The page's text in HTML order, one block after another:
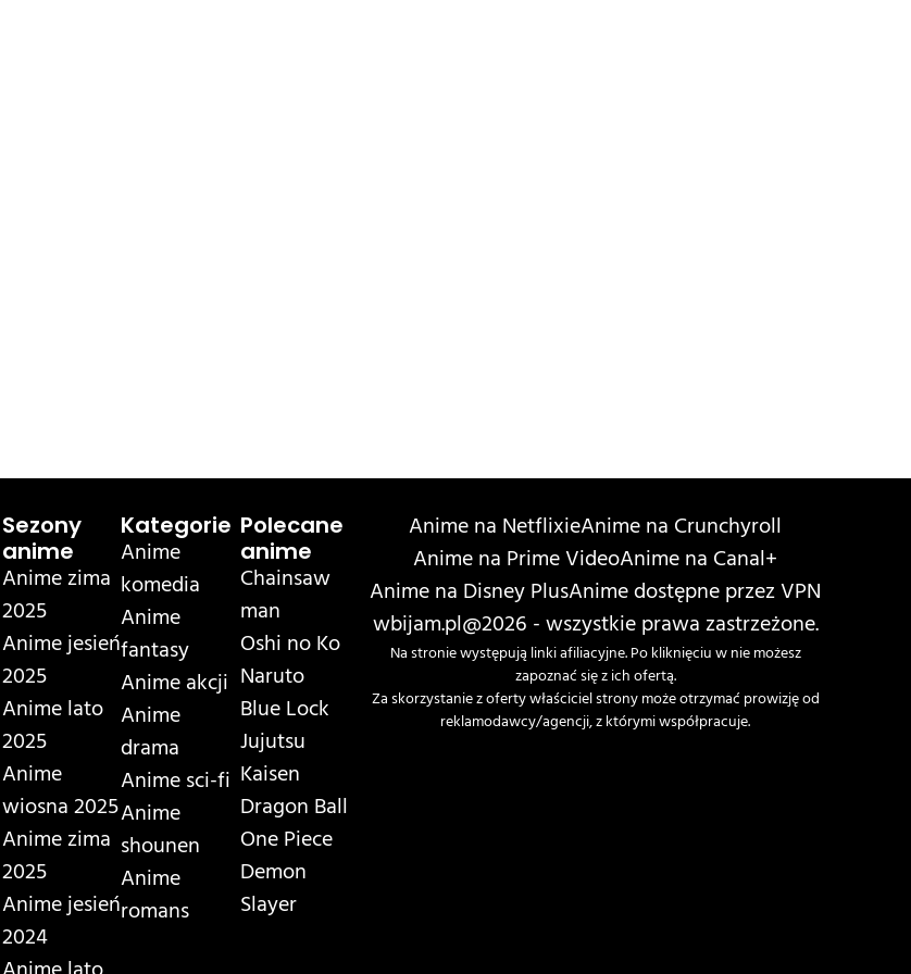
Sezony
anime
Anime zima
2025
Anime jesień
2025
Anime lato
2025
Anime
wiosna 2025
Anime zima
2025
Anime jesień
2024
Kategorie
Anime
komedia
Anime
fantasy
Anime akcji
Anime
drama
Anime sci-fi
Anime
shounen
Anime
romans
Polecane
anime
Chainsaw
man
Oshi no Ko
Naruto
Blue Lock
Jujutsu
Kaisen
Dragon Ball
One Piece
Demon
Slayer
Anime na NetflixieAnime na Crunchyroll
Anime na Prime VideoAnime na Canal+
Anime na Disney PlusAnime dostępne przez VPN
wbijam.pl@2026 - wszystkie prawa zastrzeżone.
Na stronie występują linki afiliacyjne. Po kliknięciu w nie możesz
zapoznać się z ich ofertą.
Za skorzystanie z oferty właściciel strony może otrzymać prowizję od
reklamodawcy/agencji, z którymi współpracuje.